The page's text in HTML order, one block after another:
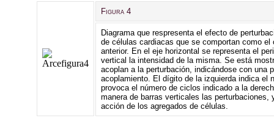
Figura 4
Diagrama que respresenta el efecto de
de células cardiacas que se comportan como el
anterior. En el eje horizontal se representa el
vertical la intensidad de la misma. Se está
acoplan a la perturbación, indicándose con una
acoplamiento. El dígito de la izquierda indica el
provoca el número de ciclos indicado a la
manera de barras verticales las
acción de los agregados de células.